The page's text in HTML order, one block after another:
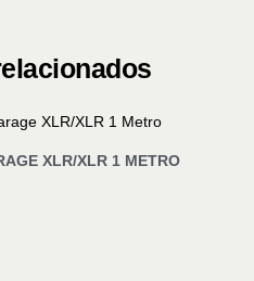
XLR/XLR 1 METRO